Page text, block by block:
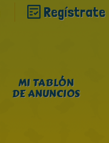
Regístrate
MI TABLÓN
DE ANUNCIOS